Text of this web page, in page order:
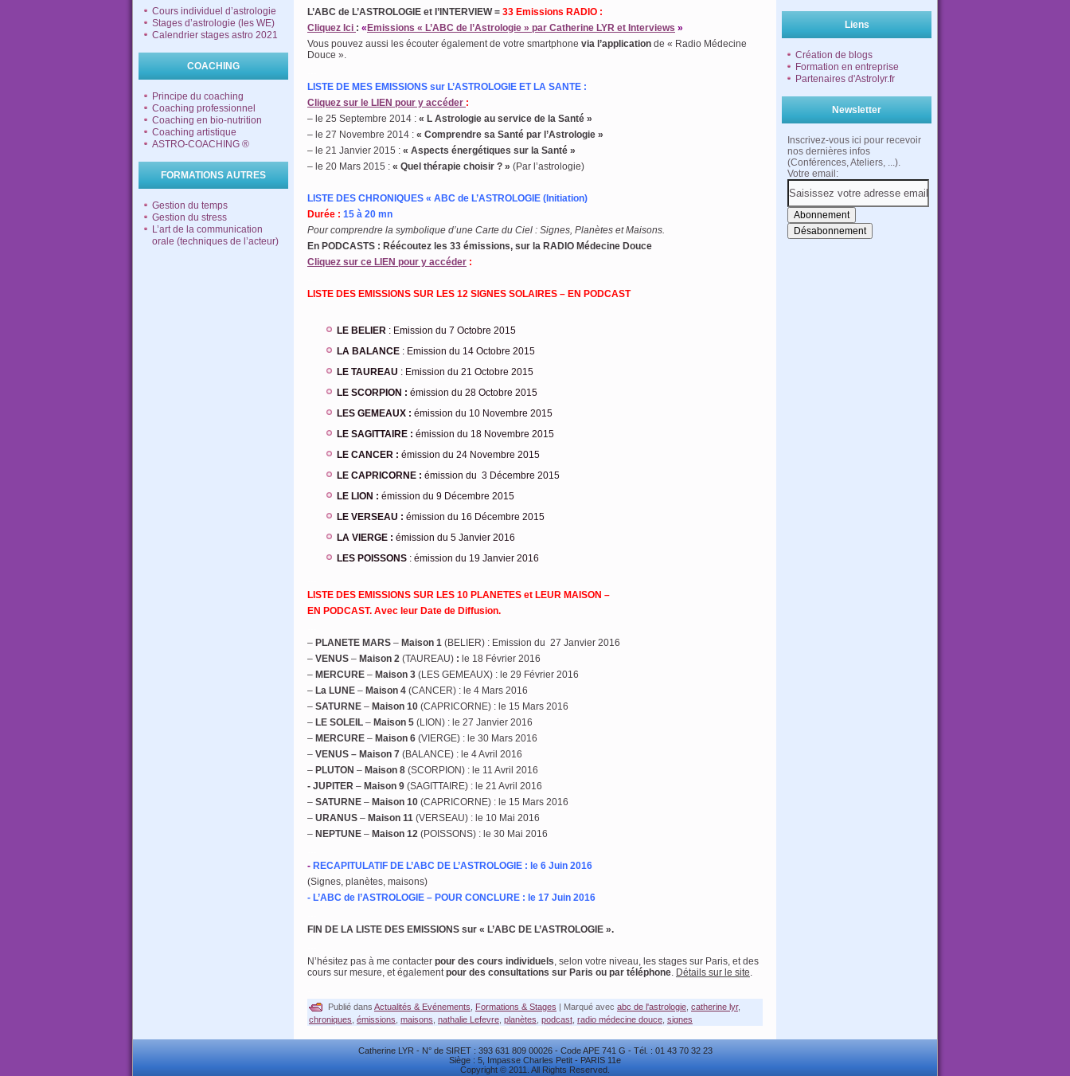
Cours individuel d’astrologie
Stages d’astrologie (les WE)
Calendrier stages astro 2021
COACHING
Principe du coaching
Coaching professionnel
Coaching en bio-nutrition
Coaching artistique
ASTRO-COACHING ®
FORMATIONS AUTRES
Gestion du temps
Gestion du stress
L’art de la communication
orale (techniques de l’acteur)
L’ABC de L’ASTROLOGIE et I’INTERVIEW = 33 Emissions RADIO :
Cliquez Ici : « Emissions « L’ABC de l’Astrologie » par Catherine LYR et Interviews »
Vous pouvez aussi les écouter également de votre smartphone via l’application de « Radio Médecine
Douce ».
LISTE DE MES EMISSIONS sur L’ASTROLOGIE ET LA SANTE :
Cliquez sur le LIEN pour y accéder :
– le 25 Septembre 2014 : « L Astrologie au service de la Santé »
– le 27 Novembre 2014 : « Comprendre sa Santé par l’Astrologie »
– le 21 Janvier 2015 : « Aspects énergétiques sur la Santé »
– le 20 Mars 2015 : « Quel thérapie choisir ? » (Par l’astrologie)
LISTE DES CHRONIQUES « ABC de L’ASTROLOGIE (Initiation)
Durée : 15 à 20 mn
Pour comprendre la symbolique d’une Carte du Ciel : Signes, Planètes et Maisons.
En PODCASTS : Réécoutez les 33 émissions, sur la RADIO Médecine Douce
Cliquez sur ce LIEN pour y accéder :
LISTE DES EMISSIONS SUR LES 12 SIGNES SOLAIRES – EN PODCAST
LE BELIER : Emission du 7 Octobre 2015
LA BALANCE : Emission du 14 Octobre 2015
LE TAUREAU : Emission du 21 Octobre 2015
LE SCORPION : émission du 28 Octobre 2015
LES GEMEAUX : émission du 10 Novembre 2015
LE SAGITTAIRE : émission du 18 Novembre 2015
LE CANCER : émission du 24 Novembre 2015
LE CAPRICORNE : émission du 3 Décembre 2015
LE LION : émission du 9 Décembre 2015
LE VERSEAU : émission du 16 Décembre 2015
LA VIERGE : émission du 5 Janvier 2016
LES POISSONS : émission du 19 Janvier 2016
LISTE DES EMISSIONS SUR LES 10 PLANETES et LEUR MAISON –
EN PODCAST. Avec leur Date de Diffusion.
– PLANETE MARS – Maison 1 (BELIER) : Emission du 27 Janvier 2016
– VENUS – Maison 2 (TAUREAU) : le 18 Février 2016
– MERCURE – Maison 3 (LES GEMEAUX) : le 29 Février 2016
– La LUNE – Maison 4 (CANCER) : le 4 Mars 2016
– SATURNE – Maison 10 (CAPRICORNE) : le 15 Mars 2016
– LE SOLEIL – Maison 5 (LION) : le 27 Janvier 2016
– MERCURE – Maison 6 (VIERGE) : le 30 Mars 2016
– VENUS – Maison 7 (BALANCE) : le 4 Avril 2016
– PLUTON – Maison 8 (SCORPION) : le 11 Avril 2016
- JUPITER – Maison 9 (SAGITTAIRE) : le 21 Avril 2016
– SATURNE – Maison 10 (CAPRICORNE) : le 15 Mars 2016
– URANUS – Maison 11 (VERSEAU) : le 10 Mai 2016
– NEPTUNE – Maison 12 (POISSONS) : le 30 Mai 2016
- RECAPITULATIF DE L’ABC DE L’ASTROLOGIE : le 6 Juin 2016
(Signes, planètes, maisons)
- L’ABC de l’ASTROLOGIE – POUR CONCLURE : le 17 Juin 2016
FIN DE LA LISTE DES EMISSIONS sur « L’ABC DE L’ASTROLOGIE ».
N’hésitez pas à me contacter pour des cours individuels, selon votre niveau, les stages sur Paris, et des
cours sur mesure, et égalementpour des consultations sur Paris ou par téléphone. Détails sur le site.
Publié dans Actualités & Evénements Formations & Stages | Marqué avec abc de l'astrologie catherine lyr,
chroniques émissions maisons nathalie Lefevre planètes podcast radio médecine douce signes
Liens
Création de blogs
Formation en entreprise
Partenaires d'Astrolyr.fr
Newsletter
Inscrivez-vous ici pour recevoir
nos dernières infos
(Conférences, Ateliers, ...).
Votre email:
Catherine LYR - N° de SIRET : 393 631 809 00026 - Code APE 741 G - Tél. : 01 43 70 32 23
Siège : 5, Impasse Charles Petit - PARIS 11e
Copyright © 2011. All Rights Reserved.